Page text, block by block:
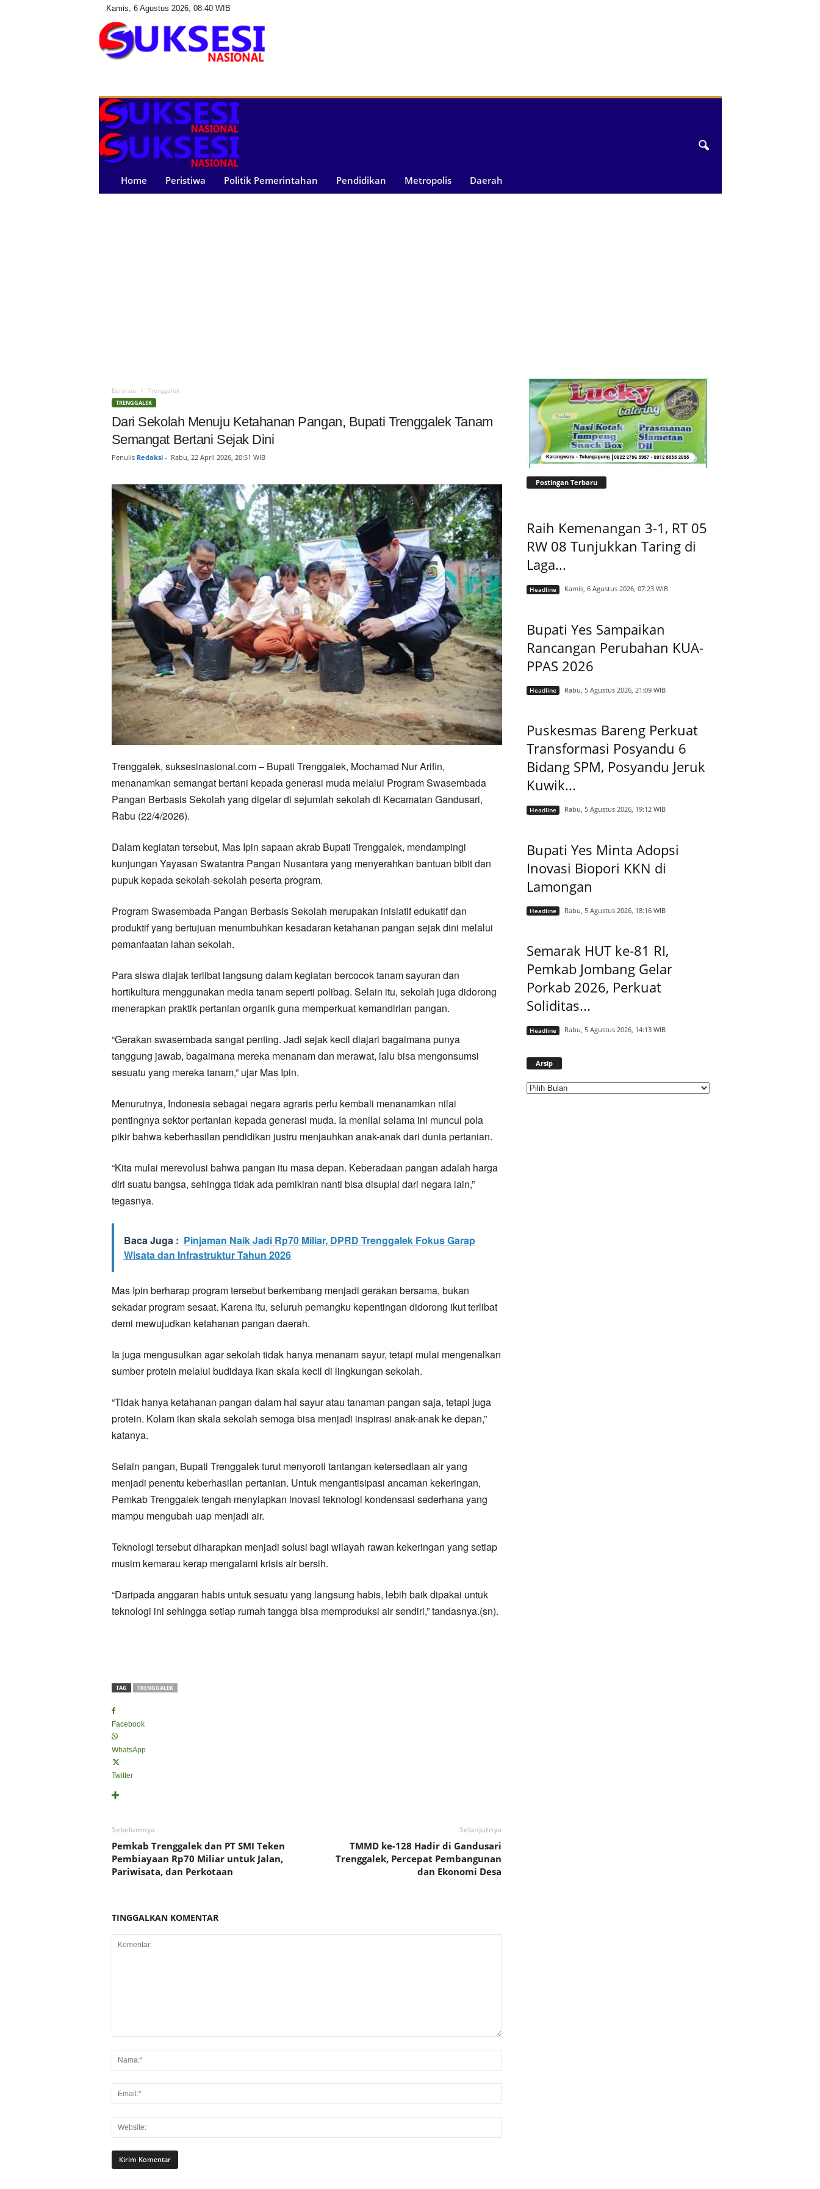
Kamis, 6 Agustus 2026, 08:40 WIB
s
e
i
N
i
Home Peristiwa Politik Pemerintahan Pendidikan Metropolis Daerah
Beranda Trenggalek
TRENGGALEK
Dari Sekolah Menuju Ketahanan Pangan, Bupati Trenggalek Tanam
Semangat Bertani Sejak Dini
Penulis Redaksi- Rabu, 22 April 2026, 20:51 WIB
Trenggalek, suksesinasional.com – Bupati Trenggalek, Mochamad Nur Arifin,
menanamkan semangat bertani kepada generasi muda melalui Program Swasembada
Pangan Berbasis Sekolah yang digelar di sejumlah sekolah di Kecamatan Gandusari,
Rabu (22/4/2026).
Dalam kegiatan tersebut, Mas Ipin sapaan akrab Bupati Trenggalek, mendampingi
kunjungan Yayasan Swatantra Pangan Nusantara yang menyerahkan bantuan bibit dan
pupuk kepada sekolah-sekolah peserta program.
Program Swasembada Pangan Berbasis Sekolah merupakan inisiatif edukatif dan
produktif yang bertujuan menumbuhkan kesadaran ketahanan pangan sejak dini melalui
pemanfaatan lahan sekolah.
Para siswa diajak terlibat langsung dalam kegiatan bercocok tanam sayuran dan
hortikultura menggunakan media tanam seperti polibag. Selain itu, sekolah juga didorong
menerapkan praktik pertanian organik guna memperkuat kemandirian pangan.
“Gerakan swasembada sangat penting. Jadi sejak kecil diajari bagaimana punya
tanggung jawab, bagaimana mereka menanam dan merawat, lalu bisa mengonsumsi
sesuatu yang mereka tanam,” ujar Mas Ipin.
Menurutnya, Indonesia sebagai negara agraris perlu kembali menanamkan nilai
pentingnya sektor pertanian kepada generasi muda. Ia menilai selama ini muncul pola
pikir bahwa keberhasilan pendidikan justru menjauhkan anak-anak dari dunia pertanian.
“Kita mulai merevolusi bahwa pangan itu masa depan. Keberadaan pangan adalah harga
diri suatu bangsa, sehingga tidak ada pemikiran nanti bisa disuplai dari negara lain,”
tegasnya.
Baca Juga : Pinjaman Naik Jadi Rp70 Miliar, DPRD Trenggalek Fokus Garap
Wisata dan Infrastruktur Tahun 2026
Mas Ipin berharap program tersebut berkembang menjadi gerakan bersama, bukan
sekadar program sesaat. Karena itu, seluruh pemangku kepentingan didorong ikut terlibat
demi mewujudkan ketahanan pangan daerah.
Ia juga mengusulkan agar sekolah tidak hanya menanam sayur, tetapi mulai mengenalkan
sumber protein melalui budidaya ikan skala kecil di lingkungan sekolah.
“Tidak hanya ketahanan pangan dalam hal sayur atau tanaman pangan saja, tetapi juga
protein. Kolam ikan skala sekolah semoga bisa menjadi inspirasi anak-anak ke depan,”
katanya.
Selain pangan, Bupati Trenggalek turut menyoroti tantangan ketersediaan air yang
menjadi penentu keberhasilan pertanian. Untuk mengantisipasi ancaman kekeringan,
Pemkab Trenggalek tengah menyiapkan inovasi teknologi kondensasi sederhana yang
mampu mengubah uap menjadi air.
Teknologi tersebut diharapkan menjadi solusi bagi wilayah rawan kekeringan yang setiap
musim kemarau kerap mengalami krisis air bersih.
“Daripada anggaran habis untuk sesuatu yang langsung habis, lebih baik dipakai untuk
teknologi ini sehingga setiap rumah tangga bisa memproduksi air sendiri,” tandasnya.(sn).
TAG TRENGGALEK
Facebook
WhatsApp
Twitter
Sebelumnya
Pemkab Trenggalek dan PT SMI Teken
Pembiayaan Rp70 Miliar untuk Jalan,
Pariwisata, dan Perkotaan
Selanjutnya
TMMD ke-128 Hadir di Gandusari
Trenggalek, Percepat Pembangunan
dan Ekonomi Desa
TINGGALKAN KOMENTAR
Postingan Terbaru
Raih Kemenangan 3-1, RT 05
RW 08 Tunjukkan Taring di
Laga...
Headline Kamis, 6 Agustus 2026, 07:23 WIB
Bupati Yes Sampaikan
Rancangan Perubahan KUA-
PPAS 2026
Headline Rabu, 5 Agustus 2026, 21:09 WIB
Puskesmas Bareng Perkuat
Transformasi Posyandu 6
Bidang SPM, Posyandu Jeruk
Kuwik...
Headline Rabu, 5 Agustus 2026, 19:12 WIB
Bupati Yes Minta Adopsi
Inovasi Biopori KKN di
Lamongan
Headline Rabu, 5 Agustus 2026, 18:16 WIB
Semarak HUT ke-81 RI,
Pemkab Jombang Gelar
Porkab 2026, Perkuat
Soliditas...
Headline Rabu, 5 Agustus 2026, 14:13 WIB
Arsip